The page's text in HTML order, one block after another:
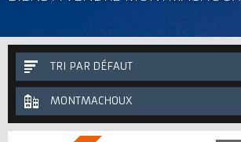
TRI PAR DÉFAUT
MONTMACHOUX